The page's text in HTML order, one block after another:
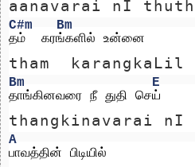
aanavarai nI
C#m
Bm
தம்  கரங்களில் உன்னை
tham  karangkaLil
Bm
E
தாங்கினவரை நீ துதி செய்
thangkinavarai nI
A
பாவத்தின் பிடியில்